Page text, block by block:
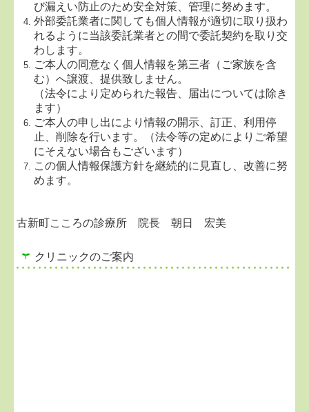
クリニックのご案内
び漏えい防止のため安全対策、管理に努めます。
外部委託業者に関しても個人情報が適切に取り扱わ
れるように当該委託業者との間で委託契約を取り交
わします。
ご本人の同意なく個人情報を第三者（ご家族を含
む）へ譲渡、提供致しません。
（法令により定められた報告、届出については除き
ます）
ご本人の申し出により情報の開示、訂正、利用停
止、削除を行います。（法令等の定めによりご希望
にそえない場合もございます）
この個人情報保護方針を継続的に見直し、改善に努
めます。
古新町こころの診療所 院長 朝日 宏美